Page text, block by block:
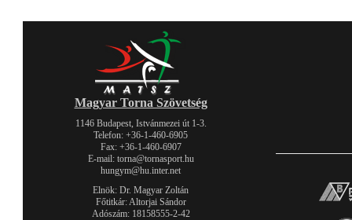
Magyar Torna Szövetség
1146 Budapest, Istvánmezei út 1-3.
Telefon: +36-1-460-6905
Fax: +36-1-460-6907
E-mail: torna@tornasport.hu
hungym@hu.inter.net
Elnök: Dr. Magyar Zoltán
Főtitkár: Altorjai Sándor
Adószám: 18158555-2-42